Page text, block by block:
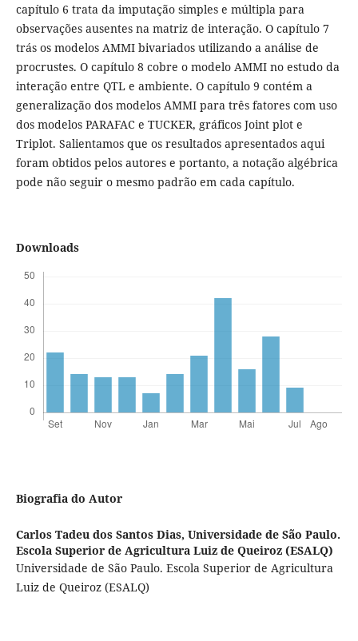
capítulo 6 trata da imputação simples e múltipla para
observações ausentes na matriz de interação. O capítulo 7
trás os modelos AMMI bivariados utilizando a análise de
procrustes. O capítulo 8 cobre o modelo AMMI no estudo da
interação entre QTL e ambiente. O capítulo 9 contém a
generalização dos modelos AMMI para três fatores com uso
dos modelos PARAFAC e TUCKER, gráficos Joint plot e
Triplot. Salientamos que os resultados apresentados aqui
foram obtidos pelos autores e portanto, a notação algébrica
pode não seguir o mesmo padrão em cada capítulo.
Downloads
Biografia do Autor
Carlos Tadeu dos Santos Dias, Universidade de São Paulo.
Escola Superior de Agricultura Luiz de Queiroz (ESALQ)
Universidade de São Paulo. Escola Superior de Agricultura
Luiz de Queiroz (ESALQ)